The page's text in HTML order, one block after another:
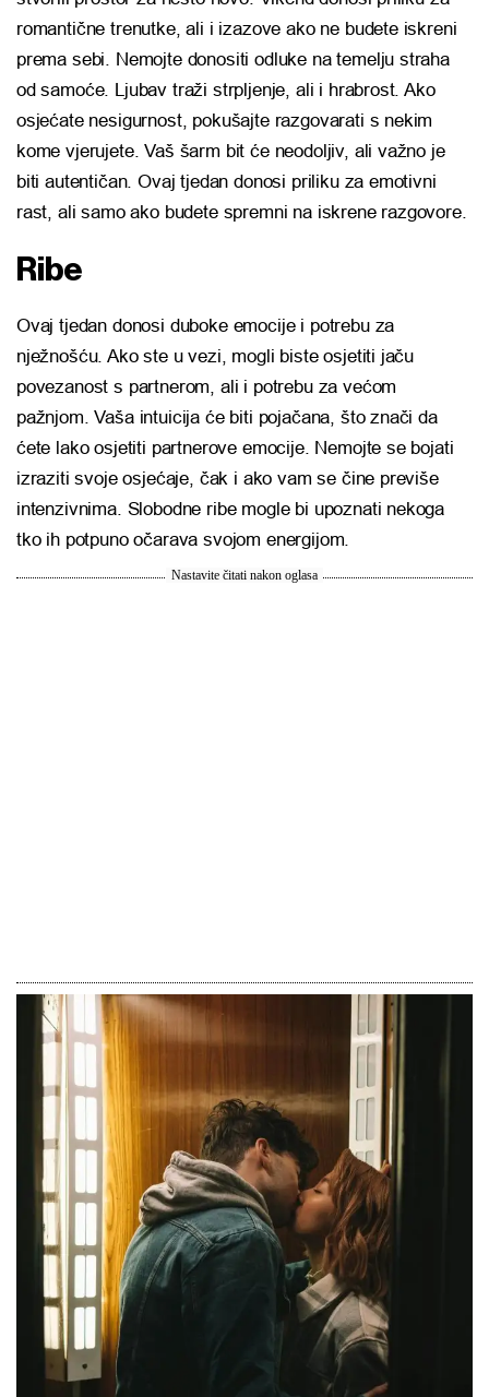
romantične trenutke, ali i izazove ako ne budete iskreni
prema sebi. Nemojte donositi odluke na temelju straha
od samoće. Ljubav traži strpljenje, ali i hrabrost. Ako
osjećate nesigurnost, pokušajte razgovarati s nekim
kome vjerujete. Vaš šarm bit će neodoljiv, ali važno je
biti autentičan. Ovaj tjedan donosi priliku za emotivni
rast, ali samo ako budete spremni na iskrene razgovore.
Ribe
Ovaj tjedan donosi duboke emocije i potrebu za
nježnošću. Ako ste u vezi, mogli biste osjetiti jaču
povezanost s partnerom, ali i potrebu za većom
pažnjom. Vaša intuicija će biti pojačana, što znači da
ćete lako osjetiti partnerove emocije. Nemojte se bojati
izraziti svoje osjećaje, čak i ako vam se čine previše
intenzivnima. Slobodne ribe mogle bi upoznati nekoga
tko ih potpuno očarava svojom energijom.
Nastavite čitati nakon oglasa